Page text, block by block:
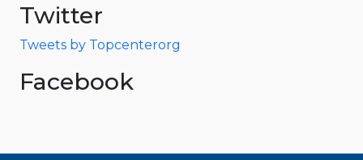
Twitter
Tweets by Topcenterorg
Facebook